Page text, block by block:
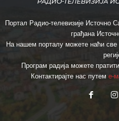
Портал Радио-телевизије Источно
грађана
На нашем порталу можете наћи све
Програм радија можете
Контактирајте нас путем е-